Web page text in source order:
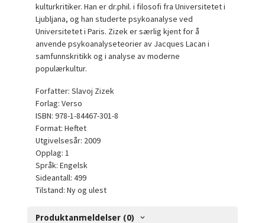
kulturkritiker. Han er dr.phil. i filosofi fra Universitetet i
Ljubljana, og han studerte psykoanalyse ved
Universitetet i Paris. Zizek er særlig kjent for å
anvende psykoanalyseteorier av Jacques Lacan i
samfunnskritikk og i analyse av moderne
populærkultur.
Forfatter: Slavoj Zizek
Forlag: Verso
ISBN: 978-1-84467-301-8
Format: Heftet
Utgivelsesår: 2009
Opplag: 1
Språk: Engelsk
Sideantall: 499
Tilstand: Ny og ulest
Produktanmeldelser (0)